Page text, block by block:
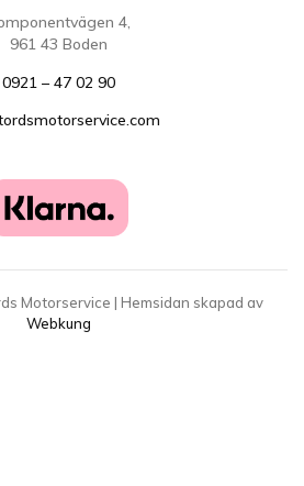
4,
961 43 Boden
0921 – 47 02 90
Motorservice | Hemsidan skapad av
Webkung